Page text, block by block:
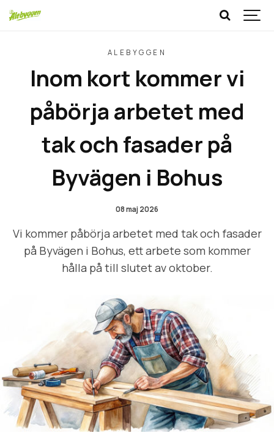
ALEBYGGEN
Inom kort kommer vi
påbörja arbetet med
tak och fasader på
Byvägen i Bohus
08 maj 2026
Vi kommer påbörja arbetet med tak och fasader
på Byvägen i Bohus, ett arbete som kommer
hålla på till slutet av oktober.